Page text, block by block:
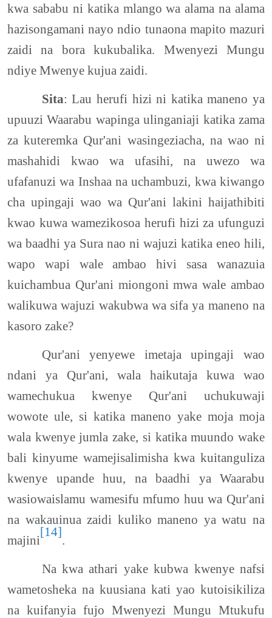
kwa sababu ni katika mlango wa alama na alama
hazisongamani nayo ndio tunaona mapito mazuri
zaidi na bora kukubalika. Mwenyezi Mungu
ndiye Mwenye kujua zaidi.
Sita: Lau herufi hizi ni katika maneno ya
upuuzi Waarabu wapinga ulinganiaji katika zama
za kuteremka Qur'ani wasingeziacha, na wao ni
mashahidi kwao wa ufasihi, na uwezo wa
ufafanuzi wa Inshaa na uchambuzi, kwa kiwango
cha upingaji wao wa Qur'ani lakini haijathibiti
kwao kuwa wamezikosoa herufi hizi za ufunguzi
wa baadhi ya Sura nao ni wajuzi katika eneo hili,
wapo wapi wale ambao hivi sasa wanazuia
kuichambua Qur'ani miongoni mwa wale ambao
walikuwa wajuzi wakubwa wa sifa ya maneno na
kasoro zake?
Qur'ani yenyewe imetaja upingaji wao
ndani ya Qur'ani, wala haikutaja kuwa wao
wamechukua kwenye Qur'ani uchukuwaji
wowote ule, si katika maneno yake moja moja
wala kwenye jumla zake, si katika muundo wake
bali kinyume wamejisalimisha kwa kuitanguliza
kwenye upande huu, na baadhi ya Waarabu
wasiowaislamu wamesifu mfumo huu wa Qur'ani
na wakauinua zaidi kuliko maneno ya watu na
majini
[14]
.
Na kwa athari yake kubwa kwenye nafsi
wametosheka na kuusiana kati yao kutoisikiliza
na kuifanyia fujo Mwenyezi Mungu Mtukufu